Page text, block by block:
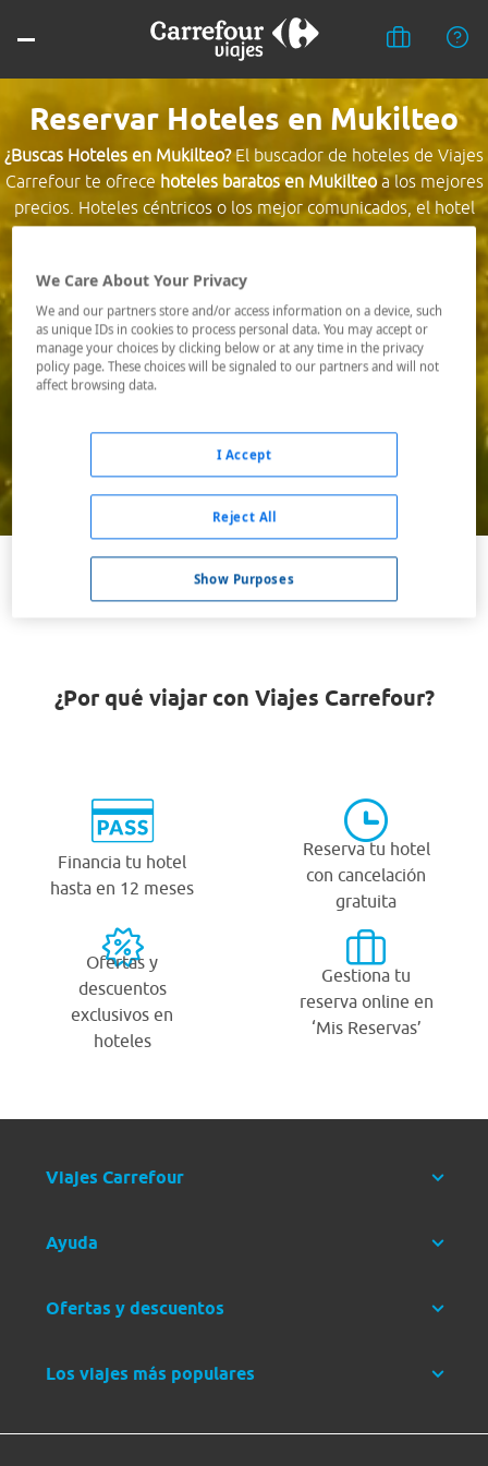
Reservar Hoteles en Mukilteo
¿Buscas Hoteles en Mukilteo?El buscador de hoteles de Viajes
Carrefour te ofrece hoteles baratos en Mukilteo a los mejores
precios. Hoteles céntricos o los mejor comunicados, el hotel
que busques nosotros te lo encontramos al mejor precio.
Destino *
Fechas *
07/08/2026 - 08/08/2026
Buscar
VER TODOS LOS HOTELES BARATOS EN MUKILTEO
¿Por qué viajar con Viajes Carrefour?
Financia tu hotel
hasta en 12 meses
Reserva tu hotel
con cancelación
gratuita
Ofertas y
descuentos
exclusivos en
hoteles
Gestiona tu
reserva online en
‘Mis Reservas’
Viajes Carrefour
Ayuda
Ofertas y descuentos
Los viajes más populares
We Care About Your Privacy
We and our partners store and/or access information on a device, such
as unique IDs in cookies to process personal data. You may accept or
manage your choices by clicking below or at any time in the privacy
policy page. These choices will be signaled to our partners and will not
affect browsing data.
Show Purposes
Reject All
I Accept